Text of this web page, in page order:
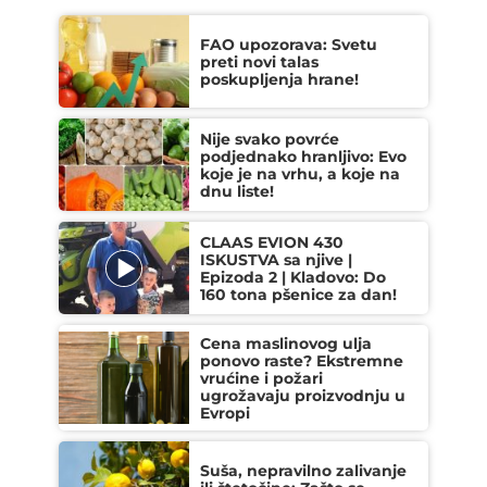
FAO upozorava: Svetu
preti novi talas
poskupljenja hrane!
Nije svako povrće
podjednako hranljivo: Evo
koje je na vrhu, a koje na
dnu liste!
CLAAS EVION 430
ISKUSTVA sa njive |
Epizoda 2 | Kladovo: Do
160 tona pšenice za dan!
Cena maslinovog ulja
ponovo raste? Ekstremne
vrućine i požari
ugrožavaju proizvodnju u
Evropi
Suša, nepravilno zalivanje